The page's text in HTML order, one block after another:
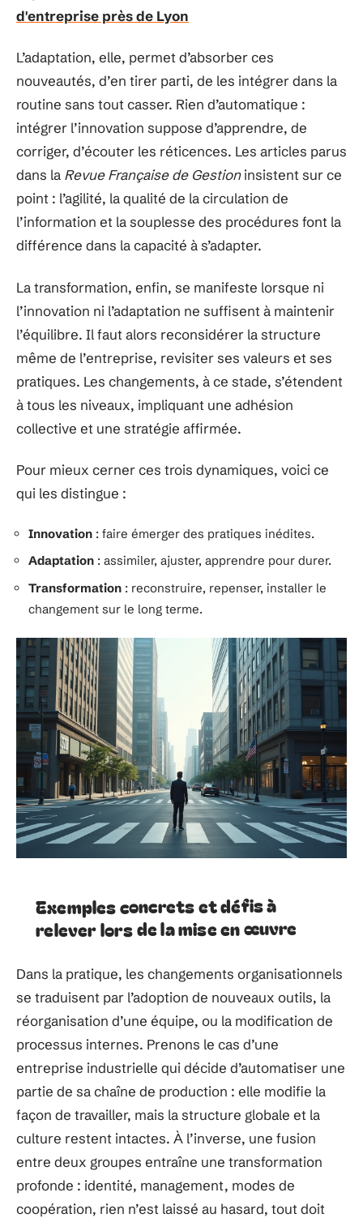
d'entreprise près de Lyon
L’adaptation, elle, permet d’absorber ces
nouveautés, d’en tirer parti, de les intégrer dans la
routine sans tout casser. Rien d’automatique :
intégrer l’innovation suppose d’apprendre, de
corriger, d’écouter les réticences. Les articles parus
dans la Revue Française de Gestioninsistent sur ce
point : l’agilité, la qualité de la circulation de
l’information et la souplesse des procédures font la
différence dans la capacité à s’adapter.
La transformation, enfin, se manifeste lorsque ni
l’innovation ni l’adaptation ne suffisent à maintenir
l’équilibre. Il faut alors reconsidérer la structure
même de l’entreprise, revisiter ses valeurs et ses
pratiques. Les changements, à ce stade, s’étendent
à tous les niveaux, impliquant une adhésion
collective et une stratégie affirmée.
Pour mieux cerner ces trois dynamiques, voici ce
qui les distingue :
Innovation : faire émerger des pratiques inédites.
Adaptation : assimiler, ajuster, apprendre pour durer.
Transformation : reconstruire, repenser, installer le
changement sur le long terme.
Exemples concrets et défis à
relever lors de la mise en œuvre
Dans la pratique, les changements organisationnels
se traduisent par l’adoption de nouveaux outils, la
réorganisation d’une équipe, ou la modification de
processus internes. Prenons le cas d’une
entreprise industrielle qui décide d’automatiser une
partie de sa chaîne de production : elle modifie la
façon de travailler, mais la structure globale et la
culture restent intactes. À l’inverse, une fusion
entre deux groupes entraîne une transformation
profonde : identité, management, modes de
coopération, rien n’est laissé au hasard, tout doit